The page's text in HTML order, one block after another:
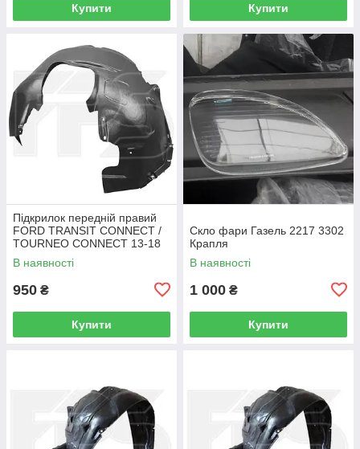
Купити Купити
Підкрилок передній правий
FORD TRANSIT CONNECT /
TOURNEO CONNECT 13-18
В наявності
950 ₴
Купити
Скло фари Газель 2217 3302
Крапля
В наявності
1 000 ₴
Купити